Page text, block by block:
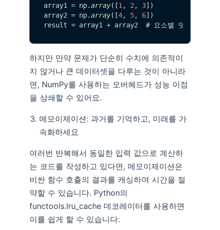
array1 = np.array([1 , 2, 3])
array2 = np.array([4, 5, 6])
하지만 만약 문제가 단순히 수치에 의존적이
지 않거나 큰 데이터셋을 다루는 것이 아니라
면, NumPy를 사용하는 오버헤드가 성능 이점
을 상쇄할 수 있어요.
메모이제이션: 과거를 기억하고, 미래를 가
속화하세요
여러번 반복해서 동일한 입력 값으로 계산하
는 코드를 작성하고 있다면, 메모이제이션은
비싼 함수 호출의 결과를 캐싱하여 시간을 절
약할 수 있습니다. Python의
functools.lru_cache 데코레이터를 사용하면
이를 쉽게 할 수 있습니다: